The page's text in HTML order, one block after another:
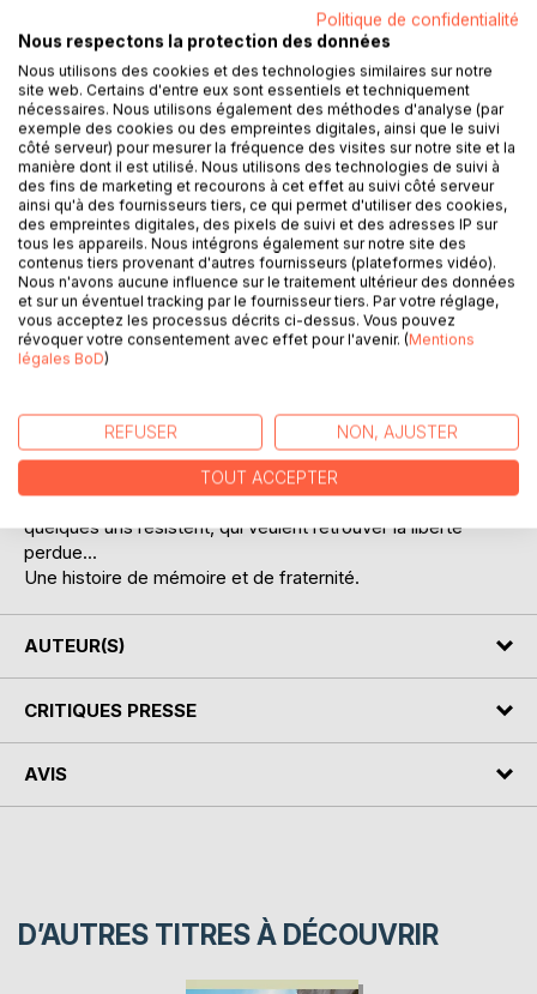
Téléchargement disponible dès maintenant
AJOUTER AU PANIER
Ajouter à ma liste d'envies
Laisser un avis
La vie dans la Ville semble parfaite...et pourtant...la
mémoire des hommes y a été effacée par la volonté du
maître de la Ville et de sa doctrine: l'Heureusité. Mais
quelques uns résistent, qui veulent retrouver la liberté
perdue...
Une histoire de mémoire et de fraternité.
AUTEUR(S)
CRITIQUES PRESSE
AVIS
D’AUTRES TITRES À DÉCOUVRIR
Politique de confidentialité
Nous respectons la protection des données
Nous utilisons des cookies et des technologies similaires sur notre
site web. Certains d'entre eux sont essentiels et techniquement
nécessaires. Nous utilisons également des méthodes d'analyse (par
exemple des cookies ou des empreintes digitales, ainsi que le suivi
côté serveur) pour mesurer la fréquence des visites sur notre site et la
manière dont il est utilisé. Nous utilisons des technologies de suivi à
des fins de marketing et recourons à cet effet au suivi côté serveur
ainsi qu'à des fournisseurs tiers, ce qui permet d'utiliser des cookies,
des empreintes digitales, des pixels de suivi et des adresses IP sur
tous les appareils. Nous intégrons également sur notre site des
contenus tiers provenant d'autres fournisseurs (plateformes vidéo).
Nous n'avons aucune influence sur le traitement ultérieur des données
et sur un éventuel tracking par le fournisseur tiers. Par votre réglage,
vous acceptez les processus décrits ci-dessus. Vous pouvez
révoquer votre consentement avec effet pour l'avenir. (Mentions
légales BoD)
REFUSER NON, AJUSTER
TOUT ACCEPTER